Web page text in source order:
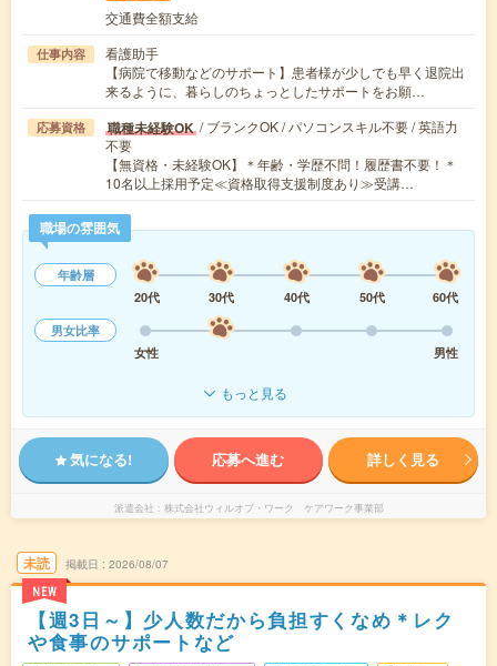
交通費全額支給
仕事内容
看護助手
【病院で移動などのサポート】患者様が少しでも早く退院出
来るように、暮らしのちょっとしたサポートをお願…
応募資格 職種未経験OK / ブランクOK / パソコンスキル不要 / 英語力
不要
【無資格・未経験OK】＊年齢・学歴不問！履歴書不要！＊
10名以上採用予定≪資格取得支援制度あり≫受講…
職場の雰囲気
年齢層
20代
30代 40代 50代
60代
男女比率
女性
男性
もっと見る
気になる! 応募へ進む 詳しく見る
派遣会社 株式会社ウィルオブ・ワーク ケアワーク事業部
未読
NEW
掲載日 2026/08/07
【週3日～】少人数だから負担すくなめ＊レク
や食事のサポートなど